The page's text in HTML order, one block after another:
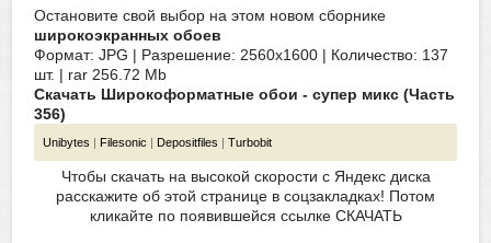
Остановите свой выбор на этом новом сборнике
широкоэкранных обоев
Формат: JPG | Разрешение: 2560x1600 | Количество: 137
шт. | rar 256.72 Mb
Скачать Широкоформатные обои - супер микс (Часть
356)
Unibytes | Filesonic | Depositfiles |Turbobit
Чтобы скачать на высокой скорости с Яндекс диска
расскажите об этой странице в соцзакладках! Потом
кликайте по появившейся ссылке СКАЧАТЬ